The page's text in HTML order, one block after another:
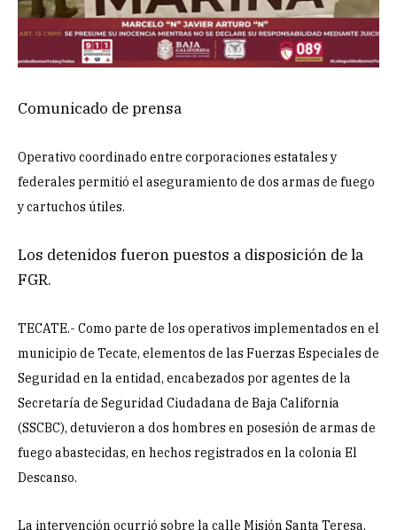
Comunicado de prensa
Operativo coordinado entre corporaciones estatales y
federales permitió el aseguramiento de dos armas de fuego
y cartuchos útiles.
Los detenidos fueron puestos a disposición de la
FGR.
TECATE.- Como parte de los operativos implementados en el
municipio de Tecate, elementos de las Fuerzas Especiales de
Seguridad en la entidad, encabezados por agentes de la
Secretaría de Seguridad Ciudadana de Baja California
(SSCBC), detuvieron a dos hombres en posesión de armas de
fuego abastecidas, en hechos registrados en la colonia El
Descanso.
La intervención ocurrió sobre la calle Misión Santa Teresa,